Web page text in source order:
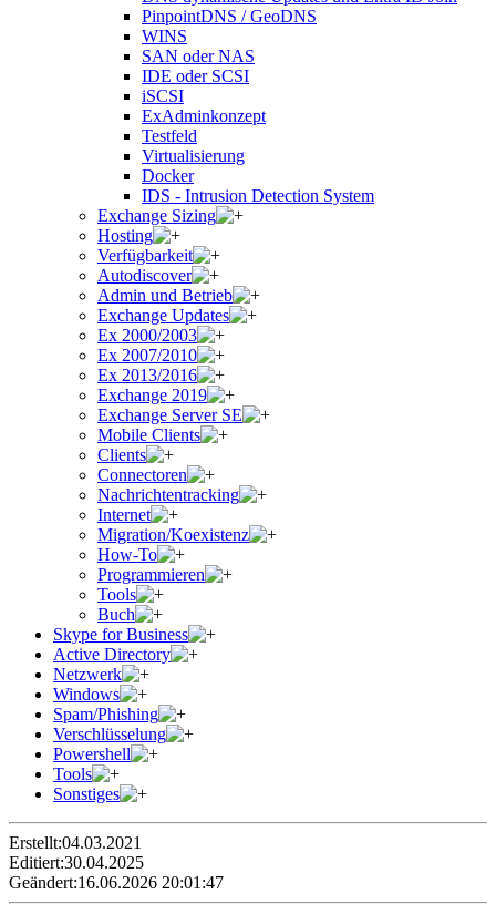
PinpointDNS / GeoDNS
WINS
SAN oder NAS
IDE oder SCSI
iSCSI
ExAdminkonzept
Testfeld
Virtualisierung
Docker
IDS - Intrusion Detection System
Exchange Sizing
Hosting
Verfügbarkeit
Autodiscover
Admin und Betrieb
Exchange Updates
Ex 2000/2003
Ex 2007/2010
Ex 2013/2016
Exchange 2019
Exchange Server SE
Mobile Clients
Clients
Connectoren
Nachrichtentracking
Internet
Migration/Koexistenz
How-To
Programmieren
Tools
Buch
Skype for Business
Active Directory
Netzwerk
Windows
Spam/Phishing
Verschlüsselung
Powershell
Tools
Sonstiges
Erstellt:04.03.2021
Editiert:30.04.2025
Geändert:16.06.2026 20:01:47